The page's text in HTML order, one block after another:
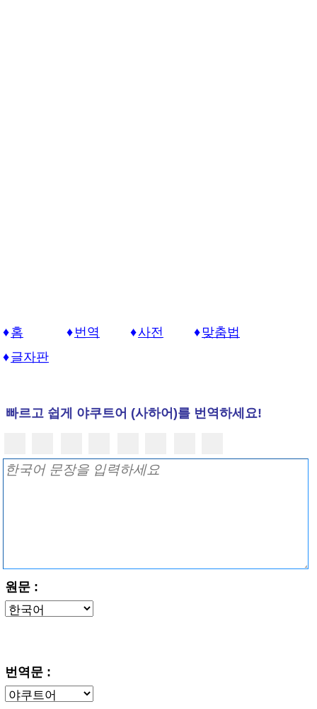
홈 번역 사전
맞춤법
글자판
빠르고 쉽게 야쿠트어 (사하어)를 번역하세요!
원문 :
번역문 :